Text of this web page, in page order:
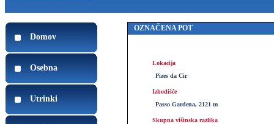
Domov
Osebna
Utrinki
OZNAČENA POT
Lokacija
Pizes da Cir
Izhodišče
Passo Gardena, 2121 m
Skupna višinska razlika